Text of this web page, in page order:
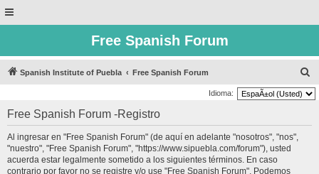
Free Spanish Forum
Spanish Institute of Puebla Free Spanish Forum
u
Idioma:
Free Spanish Forum -Registro
Al ingresar en "Free Spanish Forum" (de aquí en adelante "nosotros", "nos",
"nuestro", "Free Spanish Forum", "https://www.sipuebla.com/forum"), usted
acuerda estar legalmente sometido a los siguientes términos. En caso
contrario por favor no se registre y/o use "Free Spanish Forum". Podemos